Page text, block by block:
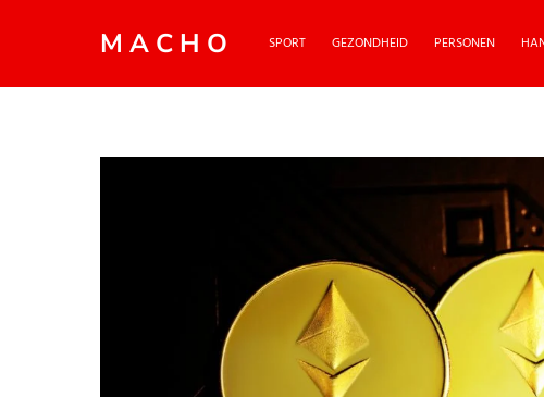
MACHO SPORT GEZONDHEID PERSONEN